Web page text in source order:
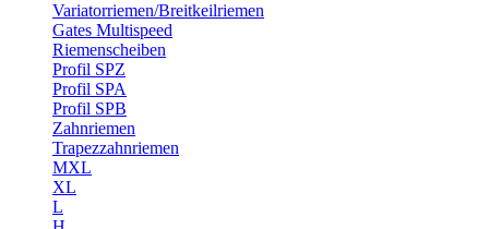
Variatorriemen/Breitkeilriemen
Gates Multispeed
Riemenscheiben
Profil SPZ
Profil SPA
Profil SPB
Zahnriemen
Trapezzahnriemen
MXL
XL
L